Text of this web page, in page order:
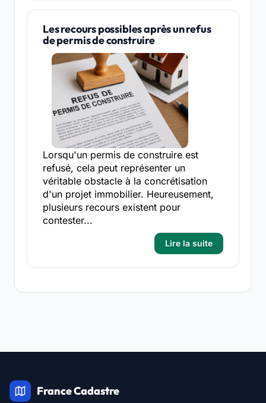
Les recours possibles après un refus
de permis de construire
Lorsqu'un permis de construire est
refusé, cela peut représenter un
véritable obstacle à la concrétisation
d'un projet immobilier. Heureusement,
plusieurs recours existent pour
contester...
Lire la suite
France Cadastre